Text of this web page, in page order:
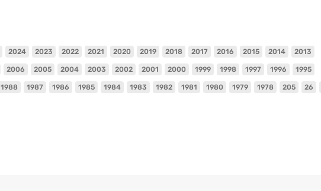
2024 2023 2022 2021 2020 2019 2018 2017 2016 2015 2014 2013
2006 2005 2004 2003 2002 2001 2000 1999 1998 1997 1996 1995
1988 1987 1986 1985 1984 1983 1982 1981 1980 1979 1978 205 26